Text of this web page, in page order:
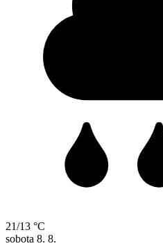
21/13 °C
sobota 8. 8.